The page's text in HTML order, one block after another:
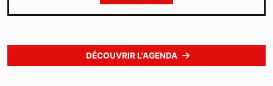
DÉCOUVRIR L'AGENDA